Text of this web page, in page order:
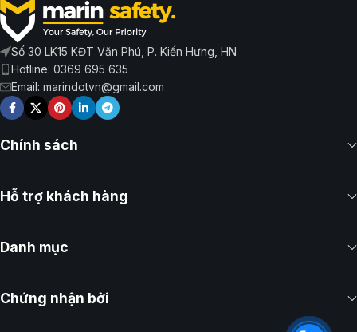
Số 30 LK15 KĐT Văn Phú, P. Kiến Hưng, HN
Hotline: 0369 695 635
Email: marindotvn@gmail.com
Chính sách
Hỗ trợ khách hàng
Danh mục
Chứng nhận bởi